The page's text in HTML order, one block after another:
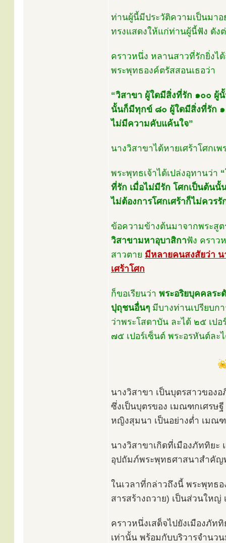
ท่านผู้นี้มีประวัติความเป็นมา
ทรงแสดงให้แก่ท่านผู้นี้ฟัง ดัง
คราวหนึ่ง หลานสาวที่รักยิ่งได้
พระพุทธองค์ตรัสสอนเธอว่า
“วิสาขา ผู้ใดมีสิ่งที่รัก ๑๐๐
นั้นก็มีทุกข์ ๘๐ ผู้ใดมีสิ่งที่รัก
ไม่มีความคับแค้นใจ”
นางวิสาขาได้หายเศร้าโศกเ
พระพุทธเจ้าได้เปล่งอุทานว่า
ที่รัก เมื่อไม่มีรัก โศกเป็นต้น
ไม่ต้องการโศกเศร้าก็ไม่ควรรั
ข้อความข้างต้นมาจากพระสู
วิสาขามหาอุบาสิกาฟัง คราว
สาวตาย มีหลายคนสงสัยว่า น
เศร้าโศก
ก็ขอเรียนว่า พระอริยบุคคลระ
ปุถุชนอื่นๆ มีบางท่านเปรียบก
ว่าพระโสดาบัน ละได้ ๒๕ เป
๗๕ เปอร์เซ็นต์ พระอรหันต์ละ
นางวิสาขา เป็นบุตรสาวของ
ซึ่งเป็นบุตรของ เมณฑกเศรษ
หญิงสุมนา เป็นอย่างต่ำ เมณ
นางวิสาขาเกิดที่เมืองภัททิย
อุปถัมภ์พระพุทธศาสนาสำคัญ
ในเวลาที่กล่าวถึงนี้ พระพุทธ
สารสร้างถวาย) เป็นส่วนใหญ่
คราวหนึ่งเสด็จไปยังเมืองภัท
เท่านั้น พร้อมกับบริวารจำนว